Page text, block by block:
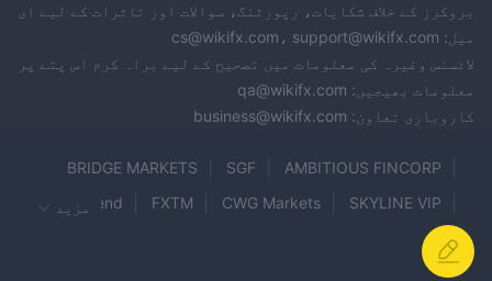
بروکرز کے خلاف شکایات، رپورٹنگ، سوالات اور تاثرات کے لیے ای
میل: cs@wikifx.com، support@wikifx.com
لائسنس وغیرہ کی معلومات میں تصحیح کے لیے براہ کرم اس پتے پر
معلومات بھیجیں: qa@wikifx.com
کاروباری تعاون: business@wikifx.com
AMBITIOUS FINCORP
SGF
BRIDGE MARKETS
SKYLINE VIP
CWG Markets
FXTM
CapitalXtend
XMR Markets
SOUQ CAPITAL
مزید